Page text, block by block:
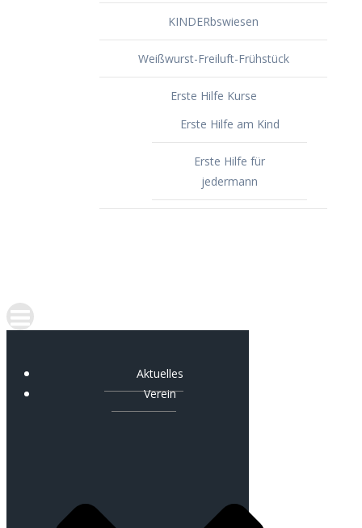
KINDERbswiesen
Weißwurst-Freiluft-Frühstück
Erste Hilfe Kurse
Erste Hilfe am Kind
Erste Hilfe für
jedermann
Aktuelles
Verein